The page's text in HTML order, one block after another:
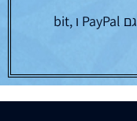
עובדים עם כל כרטיסי האשראי וגם PayPal ו bit,